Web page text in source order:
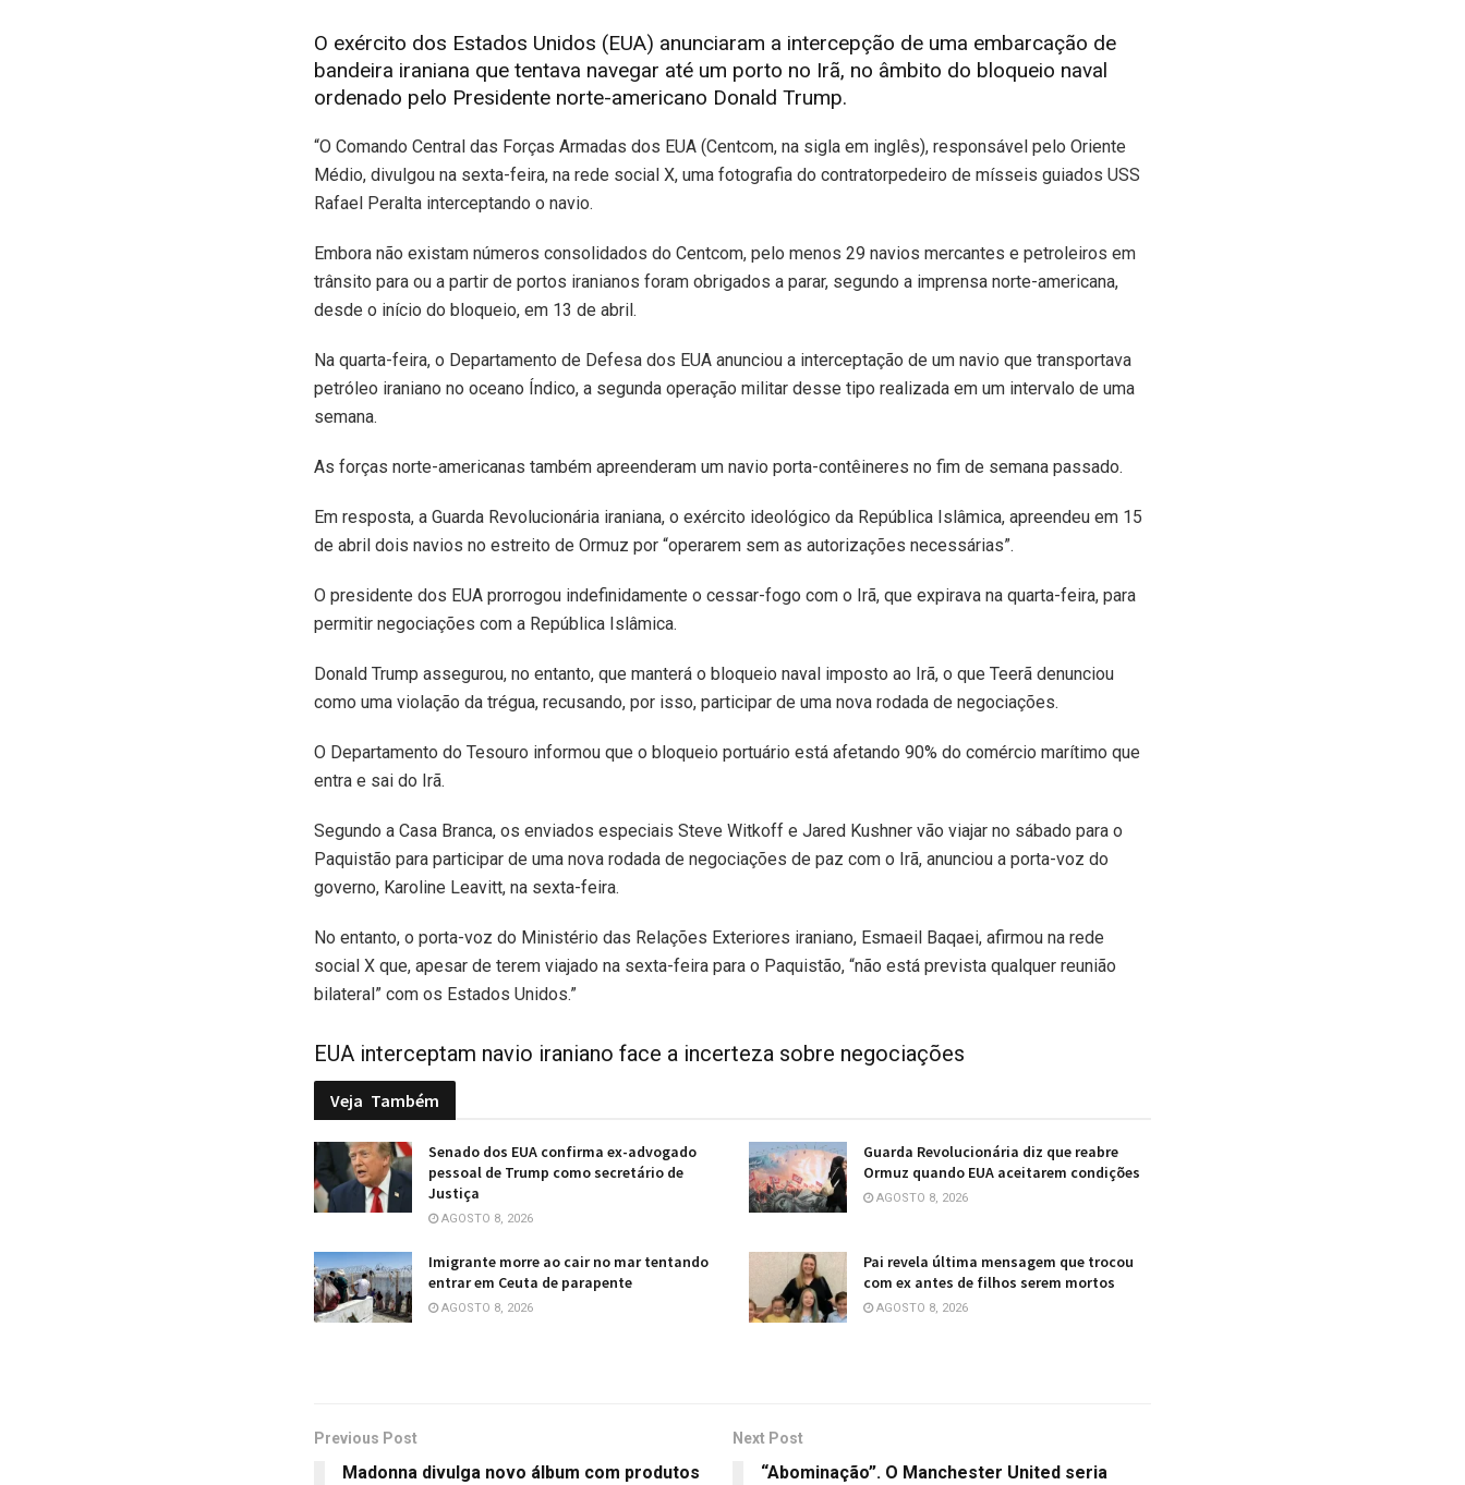
O exército dos Estados Unidos (EUA) anunciaram a intercepção de uma embarcação de
bandeira iraniana que tentava navegar até um porto no Irã, no âmbito do bloqueio naval
ordenado pelo Presidente norte-americano Donald Trump.
“O Comando Central das Forças Armadas dos EUA (Centcom, na sigla em inglês), responsável pelo Oriente
Médio, divulgou na sexta-feira, na rede social X, uma fotografia do contratorpedeiro de mísseis guiados USS
Rafael Peralta interceptando o navio.
Embora não existam números consolidados do Centcom, pelo menos 29 navios mercantes e petroleiros em
trânsito para ou a partir de portos iranianos foram obrigados a parar, segundo a imprensa norte-americana,
desde o início do bloqueio, em 13 de abril.
Na quarta-feira, o Departamento de Defesa dos EUA anunciou a interceptação de um navio que transportava
petróleo iraniano no oceano Índico, a segunda operação militar desse tipo realizada em um intervalo de uma
semana.
As forças norte-americanas também apreenderam um navio porta-contêineres no fim de semana passado.
Em resposta, a Guarda Revolucionária iraniana, o exército ideológico da República Islâmica, apreendeu em 15
de abril dois navios no estreito de Ormuz por “operarem sem as autorizações necessárias”.
O presidente dos EUA prorrogou indefinidamente o cessar-fogo com o Irã, que expirava na quarta-feira, para
permitir negociações com a República Islâmica.
Donald Trump assegurou, no entanto, que manterá o bloqueio naval imposto ao Irã, o que Teerã denunciou
como uma violação da trégua, recusando, por isso, participar de uma nova rodada de negociações.
O Departamento do Tesouro informou que o bloqueio portuário está afetando 90% do comércio marítimo que
entra e sai do Irã.
Segundo a Casa Branca, os enviados especiais Steve Witkoff e Jared Kushner vão viajar no sábado para o
Paquistão para participar de uma nova rodada de negociações de paz com o Irã, anunciou a porta-voz do
governo, Karoline Leavitt, na sexta-feira.
No entanto, o porta-voz do Ministério das Relações Exteriores iraniano, Esmaeil Baqaei, afirmou na rede
social X que, apesar de terem viajado na sexta-feira para o Paquistão, “não está prevista qualquer reunião
bilateral” com os Estados Unidos.”
EUA interceptam navio iraniano face a incerteza sobre negociações
Veja Também
Senado dos EUA confirma ex-advogado
pessoal de Trump como secretário de
Justiça
AGOSTO 8, 2026
Guarda Revolucionária diz que reabre
Ormuz quando EUA aceitarem condições
AGOSTO 8, 2026
Imigrante morre ao cair no mar tentando
entrar em Ceuta de parapente
AGOSTO 8, 2026
Pai revela última mensagem que trocou
com ex antes de filhos serem mortos
AGOSTO 8, 2026
Previous Post
Madonna divulga novo álbum com produtos
Next Post
“Abominação”. O Manchester United seria